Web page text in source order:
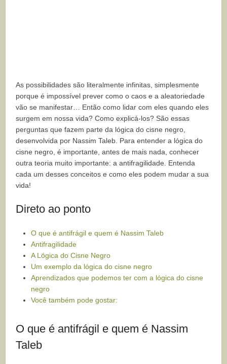
As possibilidades são literalmente infinitas, simplesmente
porque é impossível prever como o caos e a aleatoriedade
vão se manifestar… Então como lidar com eles quando eles
surgem em nossa vida? Como explicá-los? São essas
perguntas que fazem parte da lógica do cisne negro,
desenvolvida por Nassim Taleb. Para entender a lógica do
cisne negro, é importante, antes de mais nada, conhecer
outra teoria muito importante: a antifragilidade. Entenda
cada um desses conceitos e como eles podem mudar a sua
vida!
Direto ao ponto
O que é antifrágil e quem é Nassim Taleb
Antifragilidade
A Lógica do Cisne Negro
Um exemplo da lógica do cisne negro
Aprendizados que podemos ter com a lógica do cisne
negro
Você também pode gostar:
O que é antifrágil e quem é Nassim
Taleb